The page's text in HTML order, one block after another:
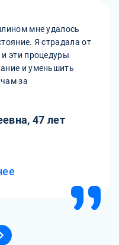
мне удалось
Я страдала от
эти процедуры
и уменьшить
за
47 лет